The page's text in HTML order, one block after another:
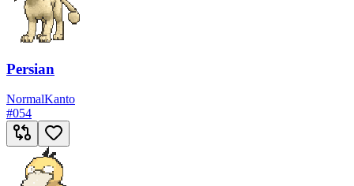
Persian
NormalKanto
#054